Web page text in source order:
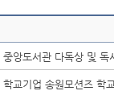
중앙도서관 다독상 및 독
학교기업 송원모션즈 학